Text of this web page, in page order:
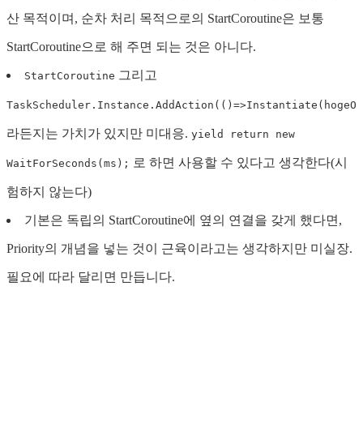
산 목적이며, 순차 처리 목적으로의 StartCoroutine은 보통
StartCoroutine으로 해 주면 되는 것은 아니다.
StartCoroutine 그리고
라든지는 가치가 있지만 미대응. yield return new
WaitForSeconds(ms); 로 하면 사용할 수 있다고 생각한다(시
험하지 않는다)
기본은 독립의 StartCoroutine에 옆의 연결을 갖게 했다면,
Priority의 개념을 넣는 것이 근육이라고는 생각하지만 미실장.
필요에 따라 달리면 만듭니다.